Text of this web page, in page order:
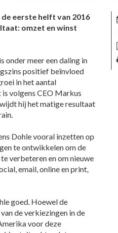
eerste helft van 2016
omzet en winst
onder meer een daling in
positief beïnvloed
in het aantal
volgens CEO Markus
hij het matige resultaat
Dohle vooral inzetten op
te ontwikkelen om de
verbeteren en om nieuwe
email, online en print,
goed. Hoewel de
de verkiezingen in de
voor deze